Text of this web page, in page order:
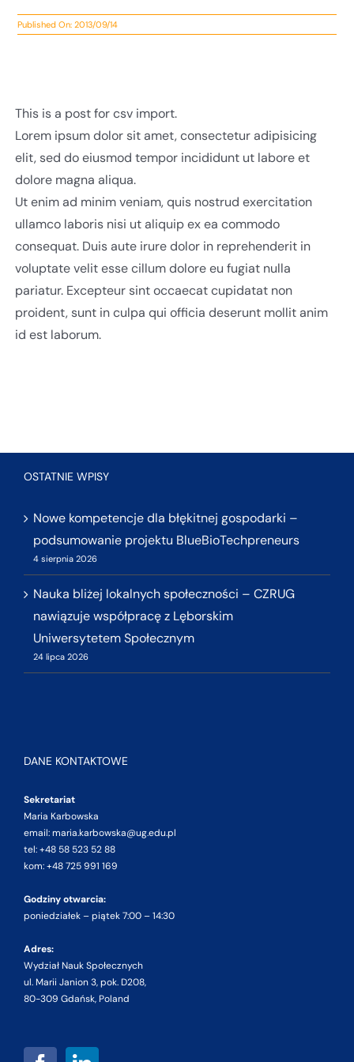
Published On: 2013/09/14
This is a post for csv import.
Lorem ipsum dolor sit amet, consectetur adipisicing
elit, sed do eiusmod tempor incididunt ut labore et
dolore magna aliqua.
Ut enim ad minim veniam, quis nostrud exercitation
ullamco laboris nisi ut aliquip ex ea commodo
consequat. Duis aute irure dolor in reprehenderit in
voluptate velit esse cillum dolore eu fugiat nulla
pariatur. Excepteur sint occaecat cupidatat non
proident, sunt in culpa qui officia deserunt mollit anim
id est laborum.
OSTATNIE WPISY
Nowe kompetencje dla błękitnej gospodarki –
podsumowanie projektu BlueBioTechpreneurs
4 sierpnia 2026
Nauka bliżej lokalnych społeczności – CZRUG
nawiązuje współpracę z Lęborskim
Uniwersytetem Społecznym
24 lipca 2026
DANE KONTAKTOWE
Sekretariat
Maria Karbowska
email: maria.karbowska@ug.edu.pl
tel: +48 58 523 52 88
kom: +48 725 991 169
Godziny otwarcia:
poniedziałek – piątek 7:00 – 14:30
Adres:
Wydział Nauk Społecznych
ul. Marii Janion 3, pok. D208,
80-309 Gdańsk, Poland